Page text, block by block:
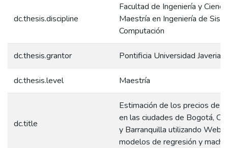
dc.thesis.discipline
Facultad de Ingeniería y
Maestría en Ingeniería de
Computación
dc.thesis.grantor Pontificia Universidad
dc.thesis.level Maestría
dc.title
Estimación de los precios de
en las ciudades de Bogotá,
y Barranquilla utilizando Web
modelos de regresión y